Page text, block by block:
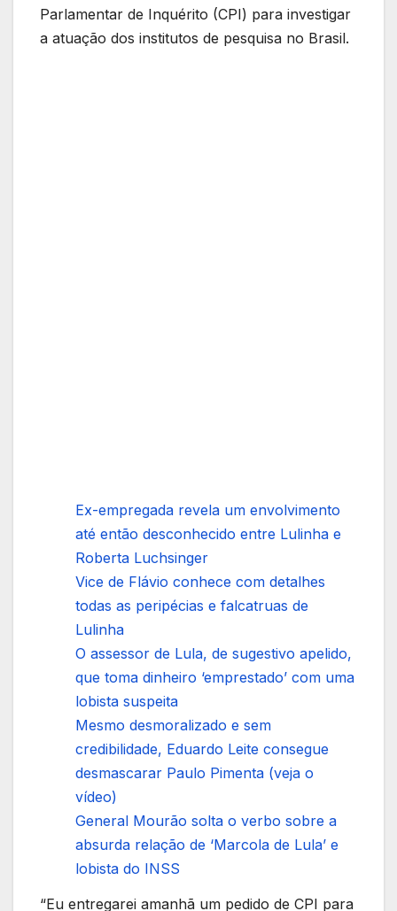
Parlamentar de Inquérito (CPI) para investigar
a atuação dos institutos de pesquisa no Brasil.
Ex-empregada revela um envolvimento
até então desconhecido entre Lulinha e
Roberta Luchsinger
Vice de Flávio conhece com detalhes
todas as peripécias e falcatruas de
Lulinha
O assessor de Lula, de sugestivo apelido,
que toma dinheiro ‘emprestado’ com uma
lobista suspeita
Mesmo desmoralizado e sem
credibilidade, Eduardo Leite consegue
desmascarar Paulo Pimenta (veja o
vídeo)
General Mourão solta o verbo sobre a
absurda relação de ‘Marcola de Lula’ e
lobista do INSS
“Eu entregarei amanhã um pedido de CPI para